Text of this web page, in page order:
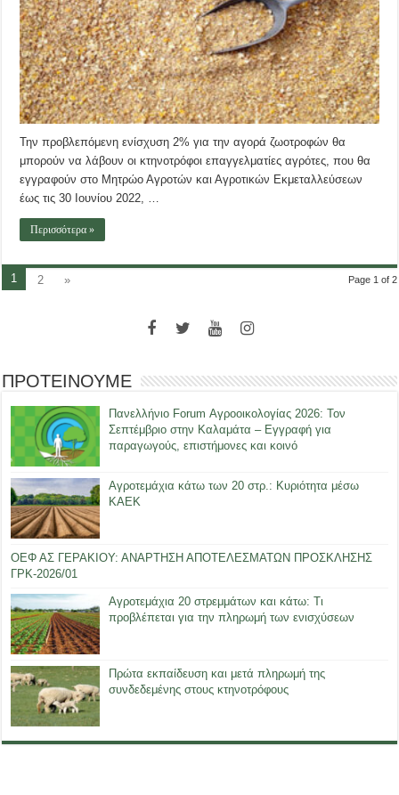
Την προβλεπόμενη ενίσχυση 2% για την αγορά ζωοτροφών θα
μπορούν να λάβουν οι κτηνοτρόφοι επαγγελματίες αγρότες, που θα
εγγραφούν στο Μητρώο Αγροτών και Αγροτικών Εκμεταλλεύσεων
έως τις 30 Ιουνίου 2022, …
Περισσότερα »
Page 1 of 2
1 2 »
ΠΡΟΤΕΙΝΟΥΜΕ
Πανελλήνιο Forum Αγροοικολογίας 2026: Τον
Σεπτέμβριο στην Καλαμάτα – Εγγραφή για
παραγωγούς, επιστήμονες και κοινό
Αγροτεμάχια κάτω των 20 στρ.: Κυριότητα μέσω
ΚΑΕΚ
ΟΕΦ ΑΣ ΓΕΡΑΚΙΟΥ: ΑΝΑΡΤΗΣΗ ΑΠΟΤΕΛΕΣΜΑΤΩΝ ΠΡΟΣΚΛΗΣΗΣ
ΓΡΚ-2026/01
Αγροτεμάχια 20 στρεμμάτων και κάτω: Τι
προβλέπεται για την πληρωμή των ενισχύσεων
Πρώτα εκπαίδευση και μετά πληρωμή της
συνδεδεμένης στους κτηνοτρόφους